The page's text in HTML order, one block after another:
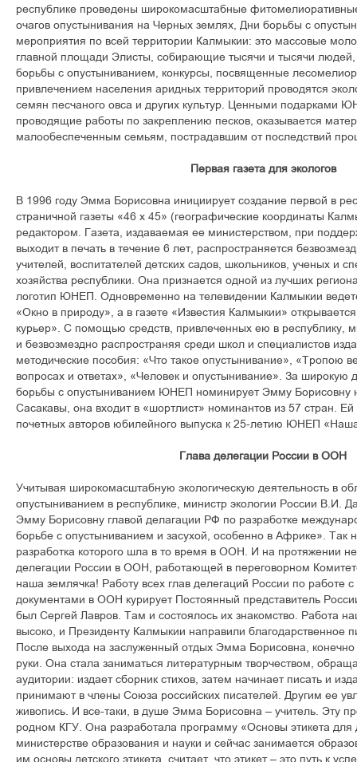
республике проведены широкомасштабные
очагов опустынивания на Черных землях, Дни борьбы с
мероприятия по всей территории Калмыкии: это массовые
главной площади Элисты, собирающие тысячи и тысячи людей,
борьбы с опустыниванием, конкурсы, посвященные
привлечением населения аридных территорий проводятся
семян песчаного овса и других культур. Ценными подарками
проводящие работы по закреплению песков, оказывается
малообеспеченным семьям, пострадавшим от последствий
Первая газета для экологов
В 1996 году Эмма Борисовна инициирует создание первой в
страничной газеты «46 х 45» (географические координаты
редактором. Газета, издаваемая ее министерством, при
выходит в печать в течение 6 лет, распространяется
учителей, воспитателей детских садов, школьников, ученых и
хозяйства республики. Она признается одной из лучших
логотип ЮНЕП. Одновременно на телевидении Калмыкии
«Окно в природу», а в газете «Известия Калмыкии»
курьер». С помощью средств, привлеченных ею в республику,
и безвозмездно распространяя среди школ и специалистов
методические пособия: «Что такое опустынивание», «Тропою
вопросах и ответах», «Человек и опустынивание». За широкую
борьбы с опустыниванием ЮНЕП номинирует Эмму
Сасакавы, она входит в «шортлист» номинантов из 57 стран. Ей
почетных авторов юбилейного выпуска к 25-летию ЮНЕП
Глава делегации России в ООН
Учитывая широкомасштабную экологическую деятельность в
опустыниванием в республике, министр экологии России В.И.
Эмму Борисовну главой делагации РФ по разработке
борьбе с опустыниванием и засухой, особенно в Африке». Так
разработка которого шла в то время в ООН. И на протяжении
делегации России в ООН, работающей в переговорном
наша землячка! Работу всех глав делегаций России по работе
документами в ООН курирует Постоянный представитель
был Сергей Лавров. Там и состоялось их знакомство. Работа
высоко, и Президенту Калмыкии направили благодарственное
После выхода на заслуженный отдых Эмма Борисовна,
руки. Она стала заниматься литературным творчеством,
аудитории: издает сборник стихов, затем начинает писать и
принимают в члены Союза российских писателей. Другим ее
живопись. И все-таки, в душе Эмма Борисовна – учитель. Эту
родном КГУ. Она разработала программу «Основы этикета для
министерстве образования и науки и сейчас занимается
им основы детского этикета, считает, что этикет – это путь к